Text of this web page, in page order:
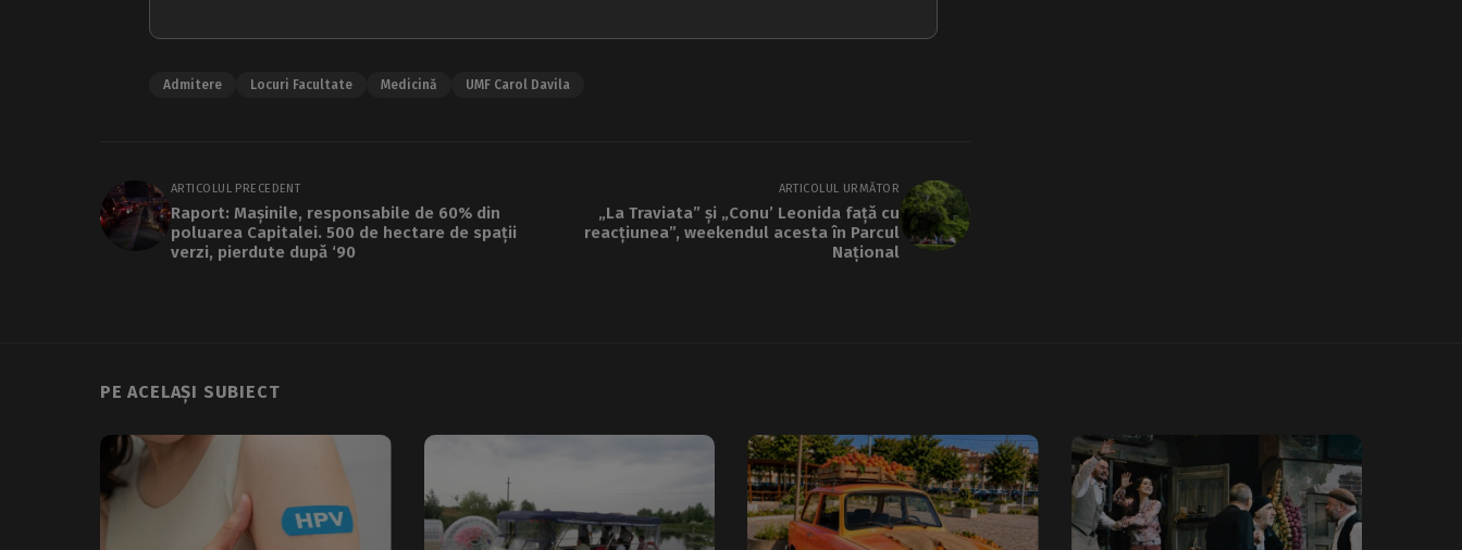
Admitere Locuri Facultate Medicină UMF Carol Davila
ARTICOLUL PRECEDENT
Raport: Mașinile, responsabile de 60% din
poluarea Capitalei. 500 de hectare de spații
verzi, pierdute după ‘90
ARTICOLUL URMĂTOR
„La Traviata” și „Conu’ Leonida față cu
reacțiunea”, weekendul acesta în Parcul
Național
PE ACELAȘI SUBIECT